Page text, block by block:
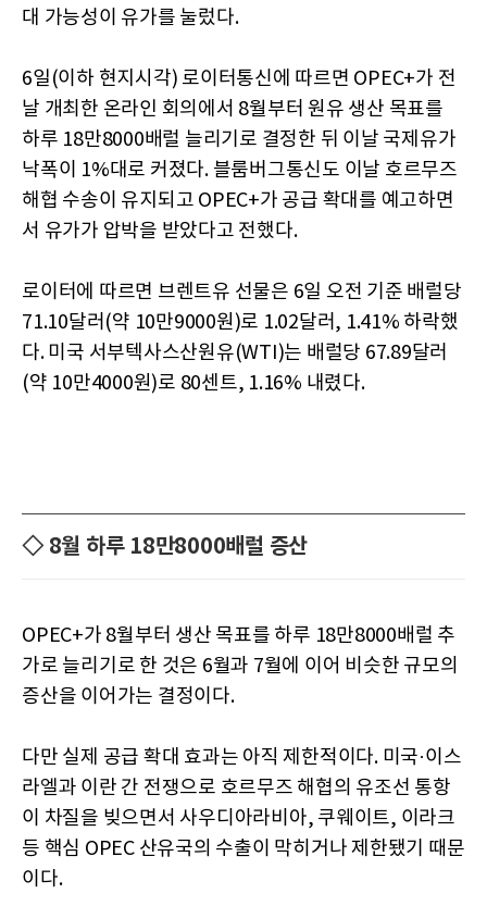
대 가능성이 유가를 눌렀다.
6일(이하 현지시각) 로이터통신에 따르면 OPEC+가 전
날 개최한 온라인 회의에서 8월부터 원유 생산 목표를
하루 18만8000배럴 늘리기로 결정한 뒤 이날 국제유가
낙폭이 1%대로 커졌다. 블룸버그통신도 이날 호르무즈
해협 수송이 유지되고 OPEC+가 공급 확대를 예고하면
서 유가가 압박을 받았다고 전했다.
로이터에 따르면 브렌트유 선물은 6일 오전 기준 배럴당
71.10달러(약 10만9000원)로 1.02달러, 1.41% 하락했
다. 미국 서부텍사스산원유(WTI)는 배럴당 67.89달러
(약 10만4000원)로 80센트, 1.16% 내렸다.
◇ 8월 하루 18만8000배럴 증산
OPEC+가 8월부터 생산 목표를 하루 18만8000배럴 추
가로 늘리기로 한 것은 6월과 7월에 이어 비슷한 규모의
증산을 이어가는 결정이다.
다만 실제 공급 확대 효과는 아직 제한적이다. 미국·이스
라엘과 이란 간 전쟁으로 호르무즈 해협의 유조선 통항
이 차질을 빚으면서 사우디아라비아, 쿠웨이트, 이라크
등 핵심 OPEC 산유국의 수출이 막히거나 제한됐기 때문
이다.